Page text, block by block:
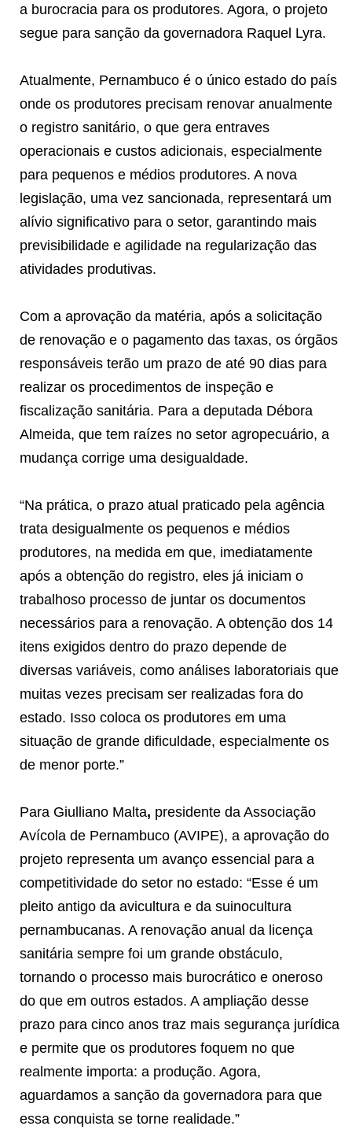
a burocracia para os produtores. Agora, o projeto
segue para sanção da governadora Raquel Lyra.
Atualmente, Pernambuco é o único estado do país
onde os produtores precisam renovar anualmente
o registro sanitário, o que gera entraves
operacionais e custos adicionais, especialmente
para pequenos e médios produtores. A nova
legislação, uma vez sancionada, representará um
alívio significativo para o setor, garantindo mais
previsibilidade e agilidade na regularização das
atividades produtivas.
Com a aprovação da matéria, após a solicitação
de renovação e o pagamento das taxas, os órgãos
responsáveis terão um prazo de até 90 dias para
realizar os procedimentos de inspeção e
fiscalização sanitária. Para a deputada Débora
Almeida, que tem raízes no setor agropecuário, a
mudança corrige uma desigualdade.
“Na prática, o prazo atual praticado pela agência
trata desigualmente os pequenos e médios
produtores, na medida em que, imediatamente
após a obtenção do registro, eles já iniciam o
trabalhoso processo de juntar os documentos
necessários para a renovação. A obtenção dos 14
itens exigidos dentro do prazo depende de
diversas variáveis, como análises laboratoriais que
muitas vezes precisam ser realizadas fora do
estado. Isso coloca os produtores em uma
situação de grande dificuldade, especialmente os
de menor porte.”
Para Giulliano Malta, presidente da Associação
Avícola de Pernambuco (AVIPE), a aprovação do
projeto representa um avanço essencial para a
competitividade do setor no estado: “Esse é um
pleito antigo da avicultura e da suinocultura
pernambucanas. A renovação anual da licença
sanitária sempre foi um grande obstáculo,
tornando o processo mais burocrático e oneroso
do que em outros estados. A ampliação desse
prazo para cinco anos traz mais segurança jurídica
e permite que os produtores foquem no que
realmente importa: a produção. Agora,
aguardamos a sanção da governadora para que
essa conquista se torne realidade.”